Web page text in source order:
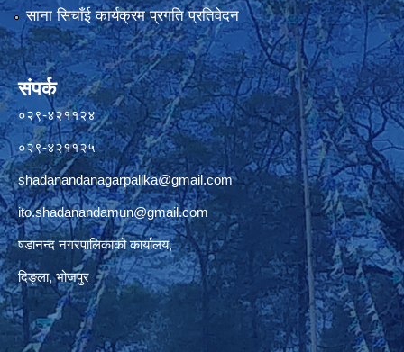
साना सिचाँई कार्यक्रम प्रगति प्रतिवेदन
संपर्क
०२९-४२११२४
०२९-४२११२५
shadanandanagarpalika@gmail.com
ito.shadanandamun@gmail.com
षडानन्द नगरपालिकाको कार्यालय,
दिङ्ला, भोजपुर